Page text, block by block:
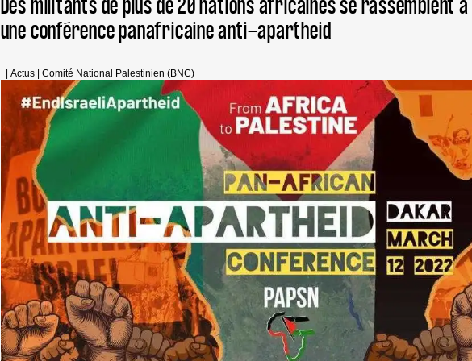
Des militants de plus de 20 nations africaines se rassemblent
une conférence panafricaine anti-apartheid
Actus| Comité National Palestinien (BNC)